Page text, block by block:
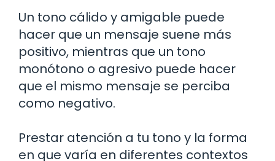
Un tono cálido y amigable puede
hacer que un mensaje suene más
positivo, mientras que un tono
monótono o agresivo puede hacer
que el mismo mensaje se perciba
como negativo.
Prestar atención a tu tono y la forma
en que varía en diferentes contextos